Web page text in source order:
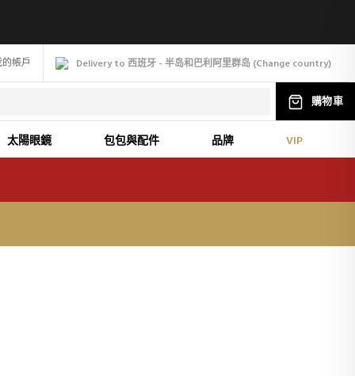
Delivery to 西班牙 - 半岛和巴利阿里群岛 (Change country)
帳戶
購物車
太陽眼鏡 包包與配件 品牌 VIP